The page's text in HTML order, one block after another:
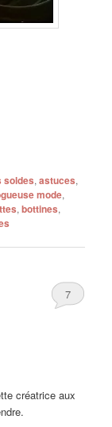
soldes,astuces,
mode,
,bottines,
7
créatrice aux